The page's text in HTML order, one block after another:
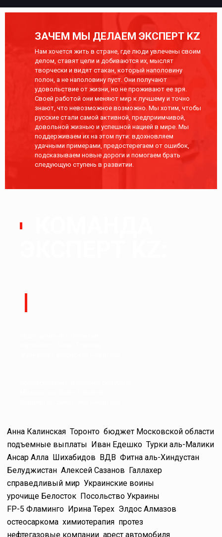
ЗАЧЕМ МЫ ДЕЛАЕМ ЭКСПЕРТ KZ
Нам хочется жить в стране, где люди увлечены своим
делом, ставят цели и добиваются их, мыслят
творчески и видят стакан, который наполовину
полон, а не наполовину пуст. Они получают
удовольствие от жизни, но не проживают ее зря.
Своей работой они меняют мир к лучшему и точно
знают, что невозможное возможно. Мы хотим, чтобы
русские стали самой активной, предприимчивой,
довольной жизнью и успешной нацией в мире. Мы
поддерживаем их на этом пути: вдохновляем
удачными примерами, предостерегаем от ошибок,
подсказываем новые дороги и помогаем брать
следующую ступень в развитии.
Анна Калинская Торонто бюджет Московской области
подъемные выплаты Иван Едешко Турки аль-Малики
Ансар Алла Шихабидов ВДВ Фитна аль-Хиндустан
Белуджистан Алексей Сазанов Галлахер
справедливый мир Украинские воины
урочище Белосток Посольство Украины
FP-5 Фламинго Ирина Терех Элдос Алмазов
остеосаркома химиотерапия протез
нефтегазовые компании арест автомобиля